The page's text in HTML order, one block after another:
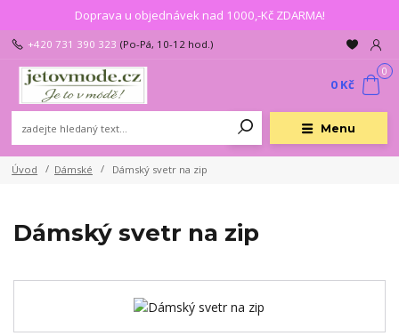
Doprava u objednávek nad 1000,-Kč ZDARMA!
Menu
+420 731 390 323 (Po-Pá, 10-12 hod.)
0
0 Kč
Úvod Dámské Dámský svetr na zip
Dámský svetr na zip